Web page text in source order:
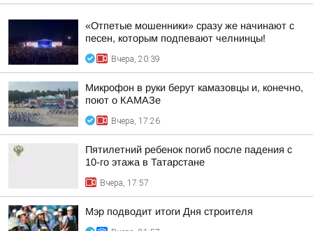
«Отпетые мошенники» сразу же начинают с
песен, которым подпевают челнинцы!
Вчера, 20:39
Микрофон в руки берут камазовцы и, конечно,
поют о КАМАЗе
Вчера, 17:26
Пятилетний ребенок погиб после падения с
10-го этажа в Татарстане
Вчера, 17:57
Мэр подводит итоги Дня строителя